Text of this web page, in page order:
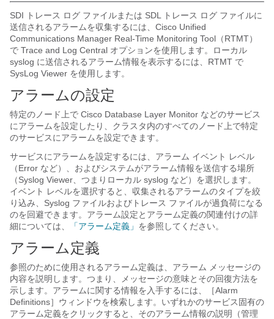
SDI トレース ログ ファイルまたは SDL トレース ログ ファイルに
送信されるアラームを収集するには、Cisco Unified
Communications Manager Real-Time Monitoring Tool（RTMT）
で Trace and Log Central オプションを使用します。ローカル
syslog に送信されるアラーム情報を表示するには、RTMT で
SysLog Viewer を使用します。
アラームの設定
特定のノード上で Cisco Database Layer Monitor などのサービス
にアラームを設定したり、クラスタ内のすべてのノード上で特定
のサービスにアラームを設定できます。
サービスにアラームを設定するには、アラーム イベント レベル
（Error など）、およびシステムがアラーム情報を送信する場所
（Syslog Viewer、つまりローカル syslog など）を選択します。
イベント レベルを選択すると、収集されるアラームのタイプを絞
り込み、Syslog ファイルおよびトレース ファイルが過負荷になる
のを回避できます。アラーム設定とアラーム定義の関連付けの詳
細については、
「アラーム定義」 を参照してください。
アラーム定義
参照のために使用されるアラーム定義は、アラーム メッセージの
内容を説明します。つまり、メッセージの意味とその回復方法を
示します。アラームに関する情報を入手するには、［Alarm
Definitions］ウィンドウを検索します。いずれかのサービス固有の
アラーム定義をクリックすると、そのアラーム情報の説明（管理